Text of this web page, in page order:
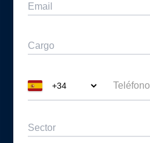
Email
Cargo
Código de país Teléfono
Sector